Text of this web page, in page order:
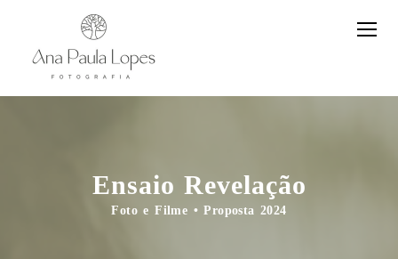
Ensaio Revelação
Foto e Filme • Proposta 2024